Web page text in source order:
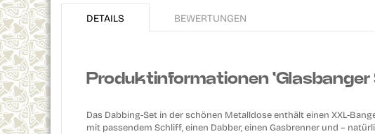
the
beginningDETAILS
Produktinformationen 'Glasbanger
Das Dabbing-Set in der schönen Metalldose enthält einen XXL-
mit passendem Schliff, einen Dabber, einen Gasbrenner und –
BEWERTUNGEN